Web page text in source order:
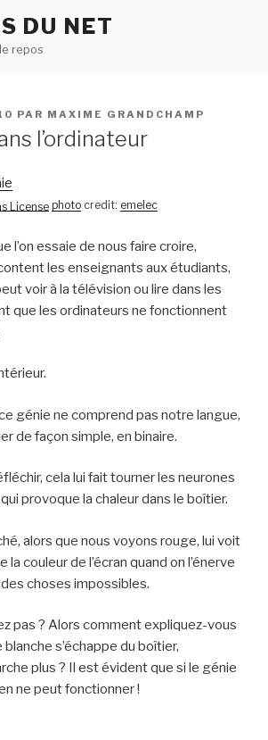
DU NET
repos
PAR MAXIME GRANDCHAMP
l’ordinateur
photo credit: emelec
l’on essaie de nous faire croire,
les enseignants aux étudiants,
voir à la télévision ou lire dans les
que les ordinateurs ne fonctionnent
génie ne comprend pas notre langue,
de façon simple, en binaire.
cela lui fait tourner les neurones
provoque la chaleur dans le boîtier.
alors que nous voyons rouge, lui voit
la couleur de l’écran quand on l’énerve
choses impossibles.
pas ? Alors comment expliquez-vous
s’échappe du boîtier,
plus ? Il est évident que si le génie
ne peut fonctionner !